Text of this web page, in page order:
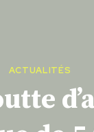
ACTUALITÉS